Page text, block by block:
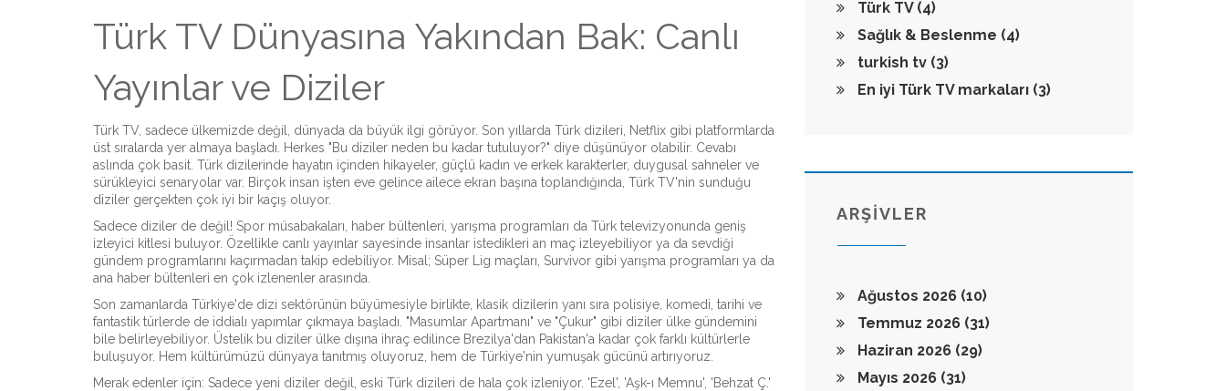
Türk TV Dünyasına Yakından Bak: Canlı
Yayınlar ve Diziler
Türk TV, sadece ülkemizde değil, dünyada da büyük ilgi görüyor. Son yıllarda Türk dizileri, Netflix gibi platformlarda
üst sıralarda yer almaya başladı. Herkes "Bu diziler neden bu kadar tutuluyor?" diye düşünüyor olabilir. Cevabı
aslında çok basit. Türk dizilerinde hayatın içinden hikayeler, güçlü kadın ve erkek karakterler, duygusal sahneler ve
sürükleyici senaryolar var. Birçok insan işten eve gelince ailece ekran başına toplandığında, Türk TV'nin sunduğu
diziler gerçekten çok iyi bir kaçış oluyor.
Sadece diziler de değil! Spor müsabakaları, haber bültenleri, yarışma programları da Türk televizyonunda geniş
izleyici kitlesi buluyor. Özellikle canlı yayınlar sayesinde insanlar istedikleri an maç izleyebiliyor ya da sevdiği
gündem programlarını kaçırmadan takip edebiliyor. Misal; Süper Lig maçları, Survivor gibi yarışma programları ya da
ana haber bültenleri en çok izlenenler arasında.
Son zamanlarda Türkiye'de dizi sektörünün büyümesiyle birlikte, klasik dizilerin yanı sıra polisiye, komedi, tarihi ve
fantastik türlerde de iddialı yapımlar çıkmaya başladı. "Masumlar Apartmanı" ve "Çukur" gibi diziler ülke gündemini
bile belirleyebiliyor. Üstelik bu diziler ülke dışına ihraç edilince Brezilya'dan Pakistan'a kadar çok farklı kültürlerle
buluşuyor. Hem kültürümüzü dünyaya tanıtmış oluyoruz, hem de Türkiye'nin yumuşak gücünü artırıyoruz.
Merak edenler için: Sadece yeni diziler değil, eski Türk dizileri de hala çok izleniyor. 'Ezel', 'Aşk-ı Memnu', 'Behzat Ç.'
Türk TV (4)
Sağlık & Beslenme (4)
turkish tv (3)
En iyi Türk TV markaları (3)
ARŞİVLER
Ağustos 2026 (10)
Temmuz 2026 (31)
Haziran 2026 (29)
Mayıs 2026 (31)